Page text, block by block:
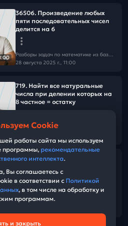
36506. Произведение любых
пяти последовательных чисел
делится на 6
Разборы задач по математике из базы Школково
28 августа 2025 г., 11:00
719. Найти все натуральные
числа при делении которых на
8 частное = остатку
01:37
720. Найти остаток при делении
делении на 8
Cookie
работы сайта мы используем
программы, рекомендательные
интеллекта.
Вы соглашаетесь с
в соответствии с Политикой
, в том числе на обработку и
программам.
и закрыть